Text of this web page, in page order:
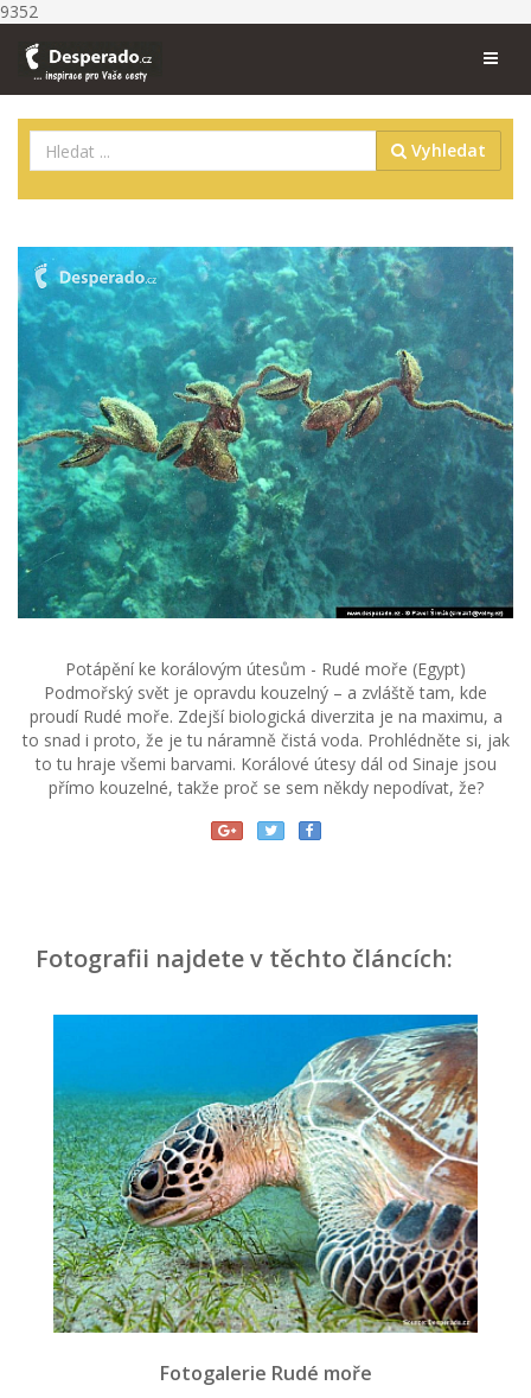
9352
Vyhledat
Potápění ke korálovým útesům - Rudé moře (Egypt)
Podmořský svět je opravdu kouzelný – a zvláště tam, kde
proudí Rudé moře. Zdejší biologická diverzita je na maximu, a
to snad i proto, že je tu náramně čistá voda. Prohlédněte si, jak
to tu hraje všemi barvami. Korálové útesy dál od Sinaje jsou
přímo kouzelné, takže proč se sem někdy nepodívat, že?
Fotografii najdete v těchto článcích:
Fotogalerie Rudé moře